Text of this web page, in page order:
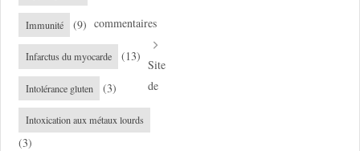
Immunité (9)
Infarctus du myocarde (13)
Intolérance gluten (3)
Intoxication aux métaux lourds
(3)
commentaires
Site
de